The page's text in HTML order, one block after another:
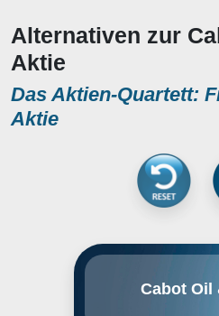
Alternativen zur
Aktie
Das Aktien-Quartett:
Aktie
Cabot Oil
unabhängiger US-